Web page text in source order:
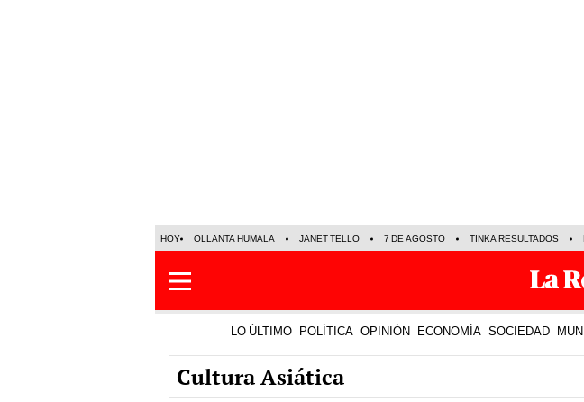
HOY OLLANTA HUMALA JANET TELLO 7 DE AGOSTO TINKA RESULTADOS
LO ÚLTIMO POLÍTICA OPINIÓN ECONOMÍA SOCIEDAD
Cultura Asiática